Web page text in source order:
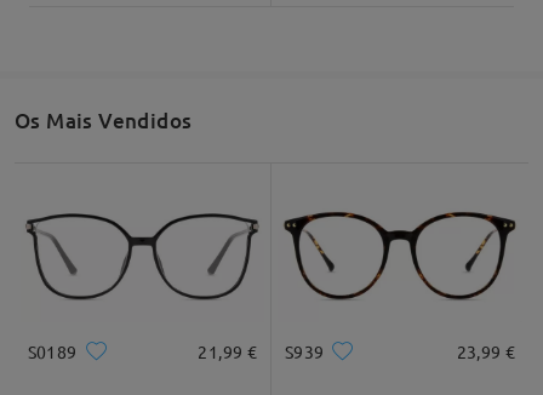
Os Mais Vendidos
S0189 21,99 € S939 23,99 €